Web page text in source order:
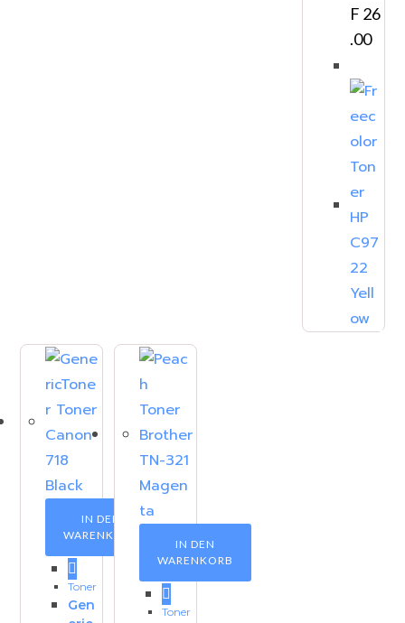
F 26
.00
IN DEN
WARENKORB
Toner
Gen
IN DEN
WARENKORB
Toner